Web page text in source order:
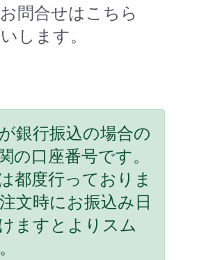
問合せはこちら
します。
銀行振込の場合の
の口座番号です。
都度行っておりま
文時にお振込み日
ますとよりスム